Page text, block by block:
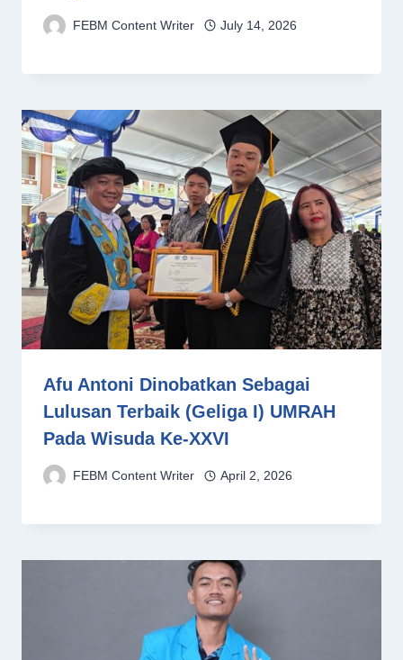
FEBM Content Writer July 14, 2026
Afu Antoni Dinobatkan Sebagai
Lulusan Terbaik (Geliga I) UMRAH
Pada Wisuda Ke-XXVI
FEBM Content Writer April 2, 2026